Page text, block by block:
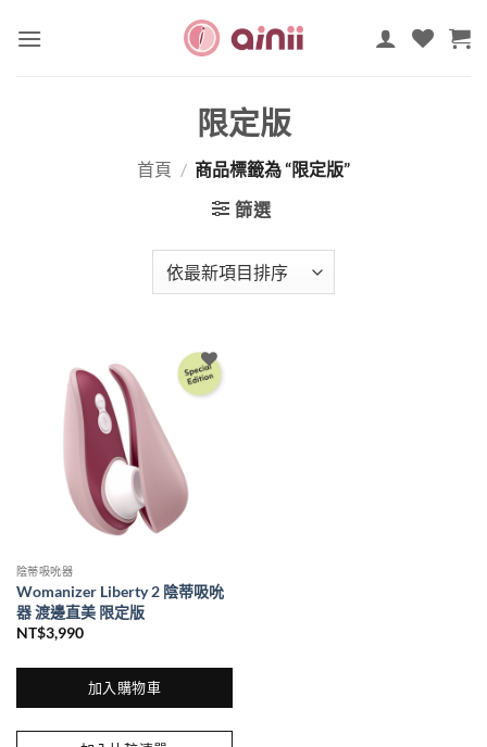
限定版
首頁 / 商品標籤為 “限定版”
篩選
陰蒂吸吮器
Womanizer Liberty 2 陰蒂吸吮
器 渡邊直美 限定版
NT$3,990
加入購物車